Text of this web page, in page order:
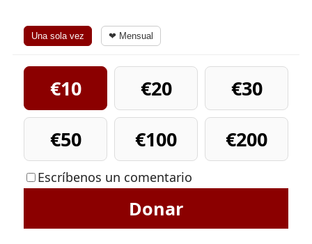
Una sola vez ❤ Mensual
€10 €20
€30
€50
€100 €200
Escríbenos un comentario
Donar